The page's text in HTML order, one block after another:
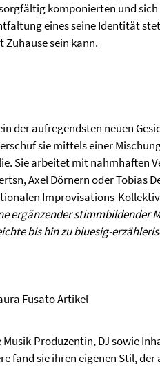
komponierten und
eines seine Identität
Zuhause sein kann.
der aufregendsten neuen
sie mittels einer
Sie arbeitet mit nahmhaften
Axel Dörnern oder Tobias
Improvisations-
ergänzender stimmbildender
bis hin zu bluesig-
Produzentin, DJ sowie
fand sie ihren eigenen Stil,